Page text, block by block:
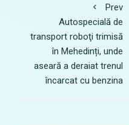
Prev
Autospecială de
transport roboţi trimisă
în Mehedinți, unde
aseară a deraiat trenul
încarcat cu benzina